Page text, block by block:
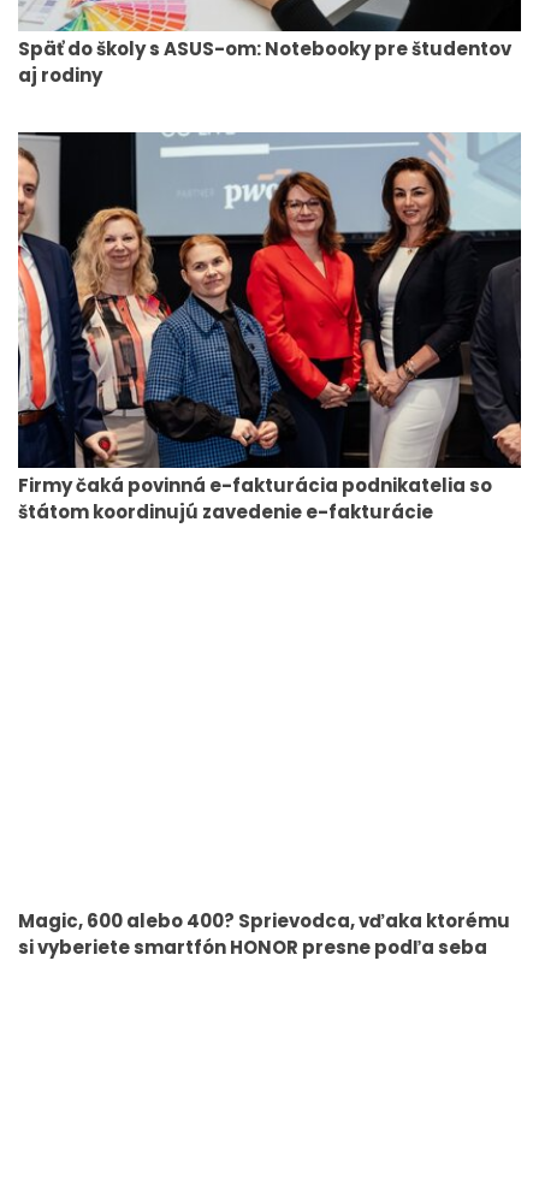
Späť do školy s ASUS-om: Notebooky pre študentov
aj rodiny
Firmy čaká povinná e-fakturácia podnikatelia so
štátom koordinujú zavedenie e-fakturácie
Magic, 600 alebo 400? Sprievodca, vďaka ktorému
si vyberiete smartfón HONOR presne podľa seba